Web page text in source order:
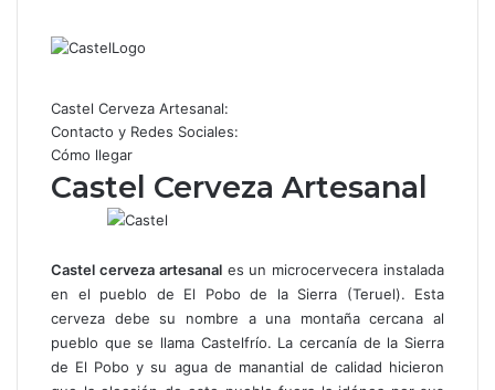
correo
Castel Cerveza Artesanal:
Contacto y Redes Sociales:
Cómo llegar
Castel Cerveza Artesanal
Castel cerveza artesanales un microcervecera instalada
en el pueblo de El Pobo de la Sierra (Teruel). Esta
cerveza debe su nombre a una montaña cercana al
pueblo que se llama Castelfrío. La cercanía de la Sierra
de El Pobo y su agua de manantial de calidad hicieron